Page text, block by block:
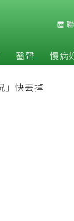
醫聲 慢病
」快丟掉